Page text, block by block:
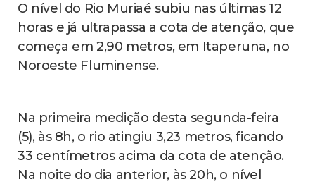
O nível do Rio Muriaé subiu nas últimas 12
horas e já ultrapassa a cota de atenção, que
começa em 2,90 metros, em Itaperuna, no
Noroeste Fluminense.
Na primeira medição desta segunda-feira
(5), às 8h, o rio atingiu 3,23 metros, ficando
33 centímetros acima da cota de atenção.
Na noite do dia anterior, às 20h, o nível